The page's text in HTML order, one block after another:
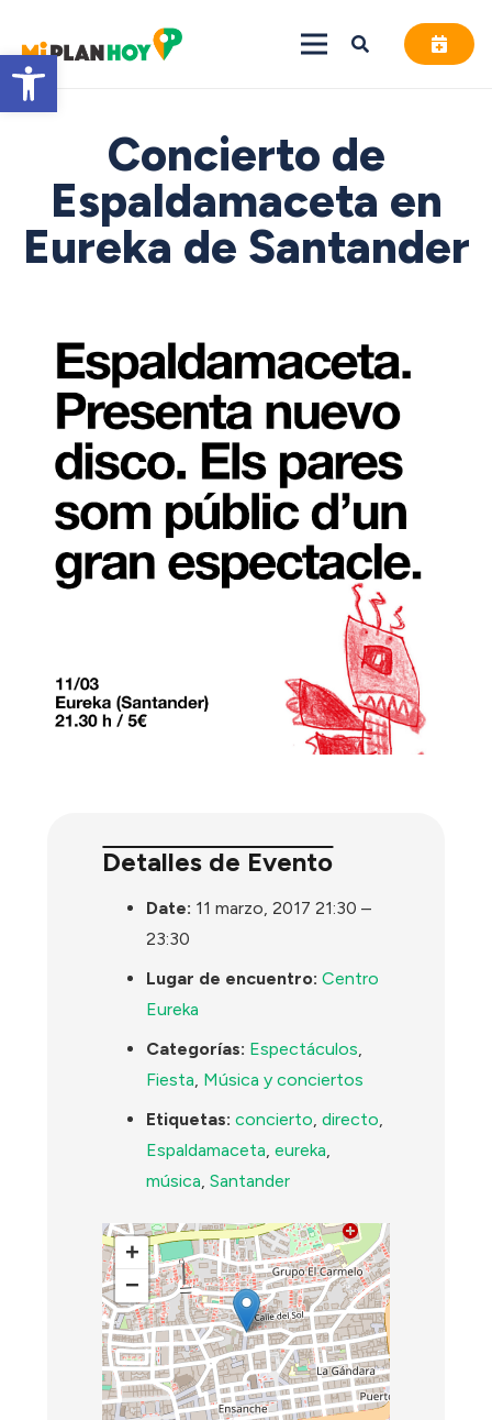
Abrir barra de herramientas
Concierto de
Espaldamaceta en
Eureka de Santander
Detalles de Evento
Date: 11 marzo, 2017 21:30 –
23:30
Lugar de encuentro: Centro
Eureka
Categorías: Espectáculos,
Fiesta, Música y conciertos
Etiquetas: concierto,directo,
Espaldamaceta,eureka,
música,Santander
+
−